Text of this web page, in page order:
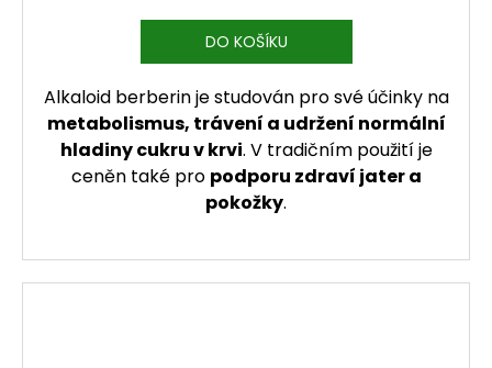
DO KOŠÍKU
Alkaloid berberin je studován pro své účinky na
metabolismus, trávení a udržení normální
hladiny cukru v krvi. V tradičním použití je
ceněn také pro podporu zdraví jater a
pokožky.